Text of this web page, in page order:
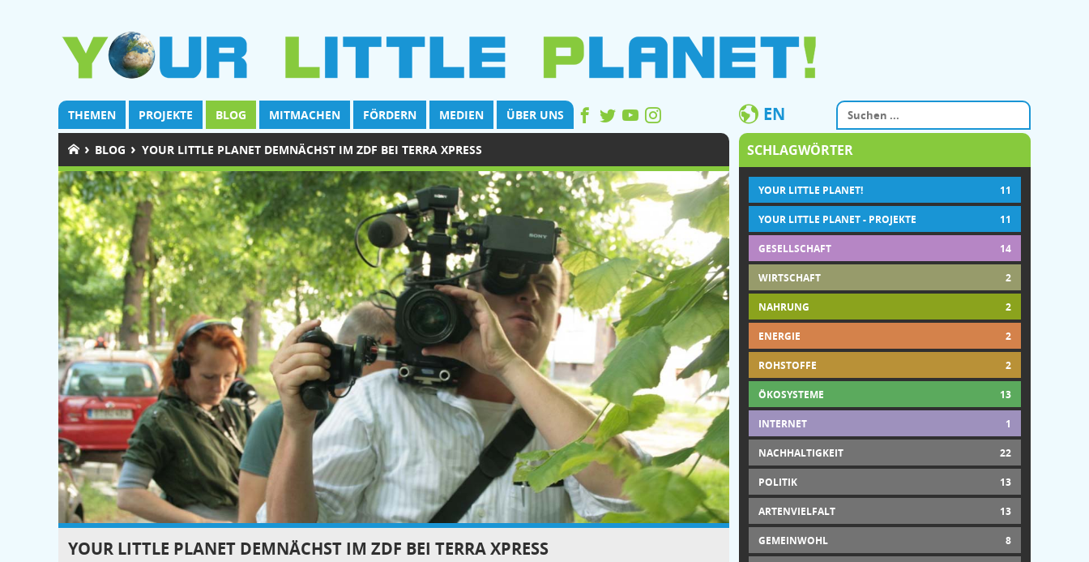
THEMEN PROJEKTE BLOG MITMACHEN FÖRDERN MEDIEN ÜBER UNS EN
› BLOG › YOUR LITTLE PLANET DEMNÄCHST IM ZDF BEI TERRA XPRESS
YOUR LITTLE PLANET DEMNÄCHST IM ZDF BEI TERRA XPRESS
SCHLAGWÖRTER
YOUR LITTLE PLANET! 11
YOUR LITTLE PLANET - PROJEKTE 11
GESELLSCHAFT 14
WIRTSCHAFT 2
NAHRUNG 2
ENERGIE 2
ROHSTOFFE 2
ÖKOSYSTEME 13
INTERNET 1
NACHHALTIGKEIT 22
POLITIK 13
ARTENVIELFALT 13
GEMEINWOHL 8